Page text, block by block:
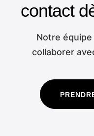
contact
Notre
collaborer